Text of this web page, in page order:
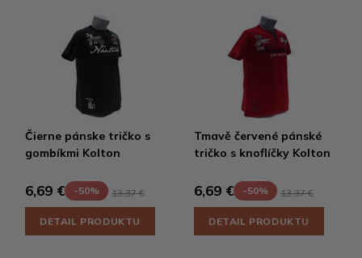
Čierne pánske tričko s
gombíkmi Kolton
6,69 € -50% 13,37 €
DETAIL PRODUKTU
Tmavě červené pánské
tričko s knoflíčky Kolton
6,69 € -50% 13,37 €
DETAIL PRODUKTU